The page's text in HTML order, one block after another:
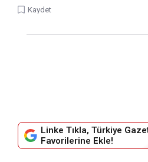
Kaydet
Linke Tıkla, Türkiye
Favorilerine Ekle!